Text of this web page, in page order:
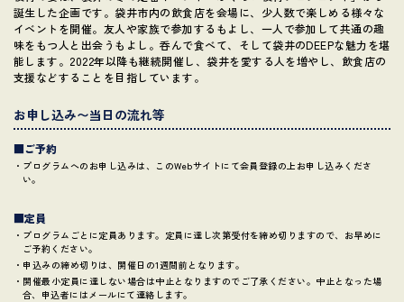
誕生した企画です。袋井市内の飲食店を会場に、少人数で楽しめる様々な
イベントを開催。友人や家族で参加するもよし、一人で参加して共通の趣
味をもつ人と出会うもよし。呑んで食べて、そして袋井のDEEPな魅力を堪
能します。2022年以降も継続開催し、袋井を愛する人を増やし、飲食店の
支援などすることを目指しています。
お申し込み〜当日の流れ等
■ご予約
・プログラムへのお申し込みは、このWebサイトにて会員登録の上お申し込みくださ
い。
■定員
・プログラムごとに定員あります。定員に達し次第受付を締め切りますので、お早めに
ご予約ください。
・申込みの締め切りは、開催日の1週間前となります。
・開催最小定員に達しない場合は中止となりますのでご了承ください。中止となった場
合、申込者にはメールにて連絡します。